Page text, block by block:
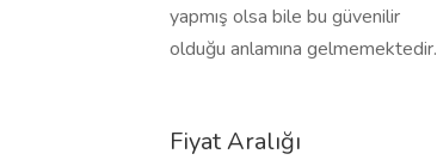
yapmış olsa bile bu güvenilir
olduğu anlamına gelmemektedir.
Fiyat Aralığı